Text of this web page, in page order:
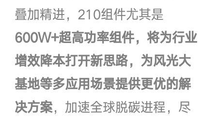
叠加精进，210组件尤其是
600W+超高功率组件，将为行业
增效降本打开新思路，为风光大
基地等多应用场景提供更优的解
决方案，加速全球脱碳进程，尽